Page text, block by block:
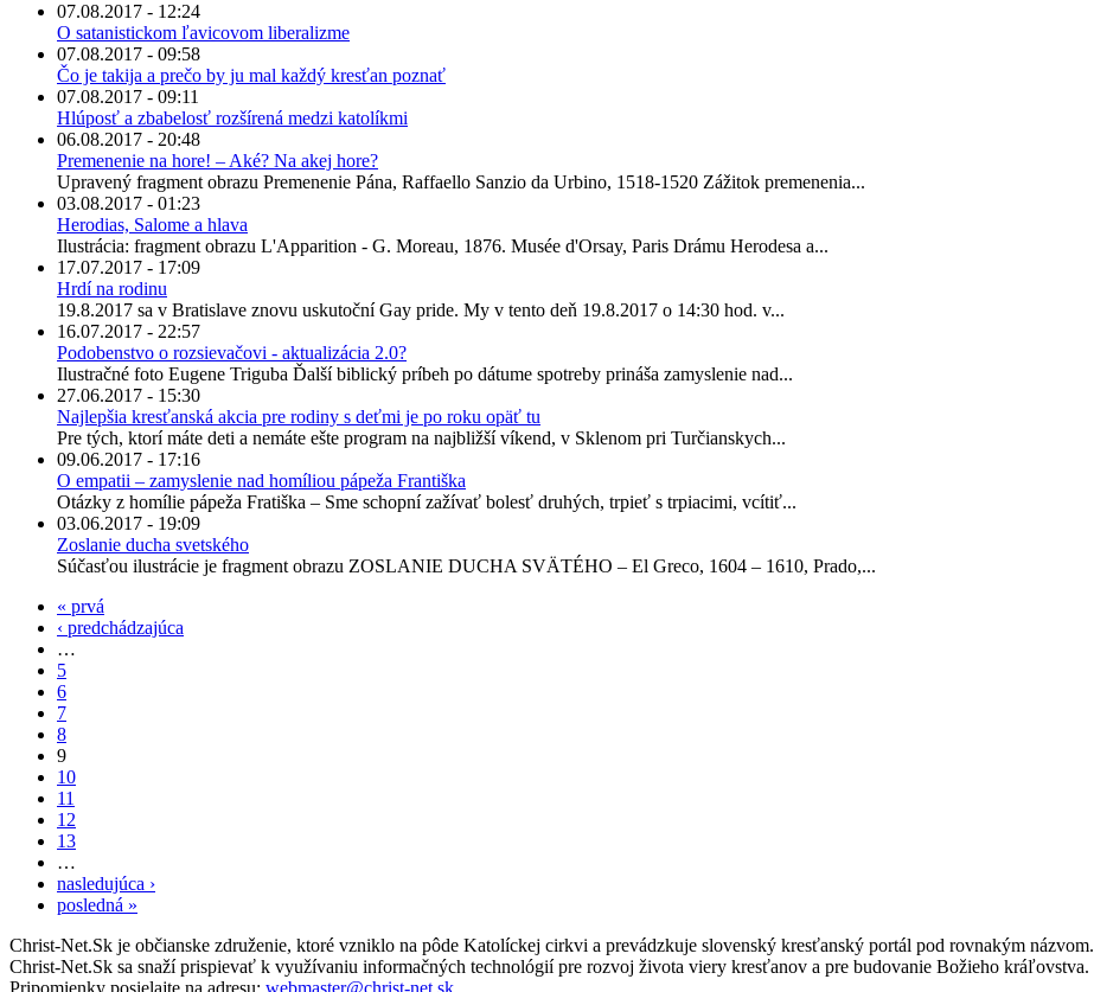
07.08.2017 - 12:24
O satanistickom ľavicovom liberalizme
07.08.2017 - 09:58
Čo je takija a prečo by ju mal každý kresťan poznať
07.08.2017 - 09:11
Hlúposť a zbabelosť rozšírená medzi katolíkmi
06.08.2017 - 20:48
Premenenie na hore! – Aké? Na akej hore?
Upravený fragment obrazu Premenenie Pána, Raffaello Sanzio da Urbino, 1518-1520 Zážitok premenenia...
03.08.2017 - 01:23
Herodias, Salome a hlava
Ilustrácia: fragment obrazu L'Apparition - G. Moreau, 1876. Musée d'Orsay, Paris Drámu Herodesa a...
17.07.2017 - 17:09
Hrdí na rodinu
19.8.2017 sa v Bratislave znovu uskutoční Gay pride. My v tento deň 19.8.2017 o 14:30 hod. v...
16.07.2017 - 22:57
Podobenstvo o rozsievačovi - aktualizácia 2.0?
Ilustračné foto Eugene Triguba Ďalší biblický príbeh po dátume spotreby prináša zamyslenie nad...
27.06.2017 - 15:30
Najlepšia kresťanská akcia pre rodiny s deťmi je po roku opäť tu
Pre tých, ktorí máte deti a nemáte ešte program na najbližší víkend, v Sklenom pri Turčianskych...
09.06.2017 - 17:16
O empatii – zamyslenie nad homíliou pápeža Františka
Otázky z homílie pápeža Fratiška – Sme schopní zažívať bolesť druhých, trpieť s trpiacimi, vcítiť...
03.06.2017 - 19:09
Zoslanie ducha svetského
Súčasťou ilustrácie je fragment obrazu ZOSLANIE DUCHA SVÄTÉHO – El Greco, 1604 – 1610, Prado,...
« prvá
‹ predchádzajúca
…
5
6
7
8
9
10
11
12
13
…
nasledujúca ›
posledná »
Christ-Net.Sk je občianske združenie, ktoré vzniklo na pôde Katolíckej cirkvi a prevádzkuje slovenský kresťanský portál pod rovnakým názvom.
Christ-Net.Sk sa snaží prispievať k využívaniu informačných technológií pre rozvoj života viery kresťanov a pre budovanie Božieho kráľovstva.